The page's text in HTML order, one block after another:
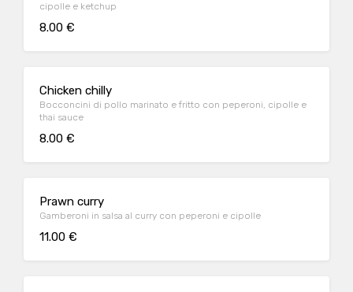
cipolle e ketchup
8.00 €
Chicken chilly
Bocconcini di pollo marinato e fritto con peperoni, cipolle e
thai sauce
8.00 €
Prawn curry
Gamberoni in salsa al curry con peperoni e cipolle
11.00 €